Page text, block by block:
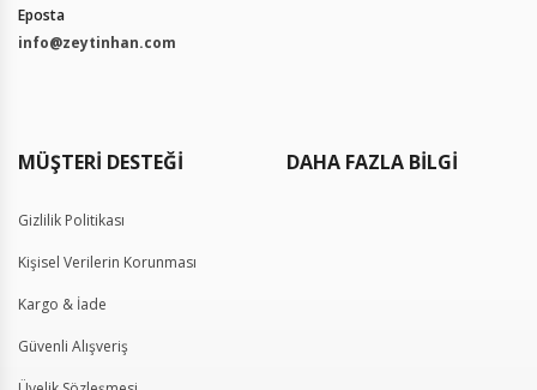
Eposta
info@zeytinhan.com
Gizlilik Politikası
Kişisel Verilerin Korunması
Kargo & İade
Güvenli Alışveriş